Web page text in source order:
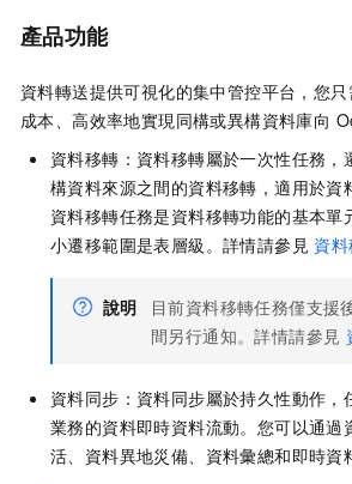
產品功能
資料轉送提供可視化的集中管控平台，您
成本、高效率地實現同構或異構資料庫向
資料移轉：資料移轉屬於一次性任務
構資料來源之間的資料移轉，適用於
資料移轉任務是資料移轉功能的基本
小遷移範圍是表層級。詳情請參見 資
說明
目前資料移轉任務僅支援
間另行通知。詳情請參見
資料同步：資料同步屬於持久性動作
業務的資料即時資料流動。您可以通
活、資料異地災備、資料彙總和即時